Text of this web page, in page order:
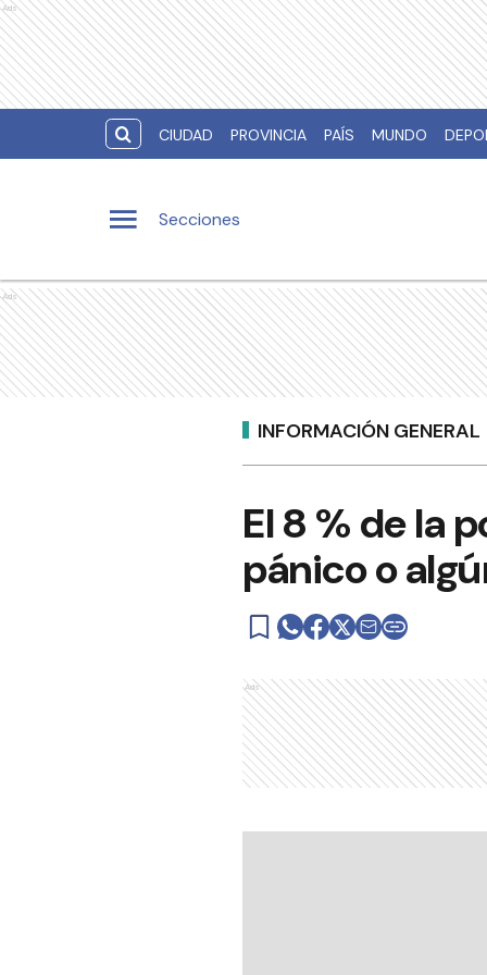
Ads
CIUDAD PROVINCIA PAÍS MUNDO
Secciones
Ads
INFORMACIÓN GENERAL
El 8 % de la
pánico o
Ads